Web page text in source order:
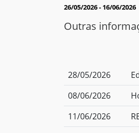
26/05/2026 - 16/06/2026
Outras
28/05/2026
08/06/2026
11/06/2026